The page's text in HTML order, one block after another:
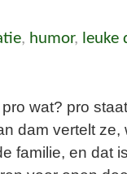
, humor, leuke
wat? pro
dam vertelt
familie, en dat